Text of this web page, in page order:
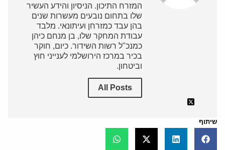
המזרח התיכון. הניסיון והידע העשיר
שלו בתחום נובעים מעשרות שנים
בהן עבד כמזרחן ועיתונאי. מלבד
עבודת המחקר שלו, בן מנחם כיהן
כמנכ"ל רשות השידור. כיום, חוקר
בכיר במרכז הירושלמי לענייני חוץ
וביטחון.
All Posts
שיתוף